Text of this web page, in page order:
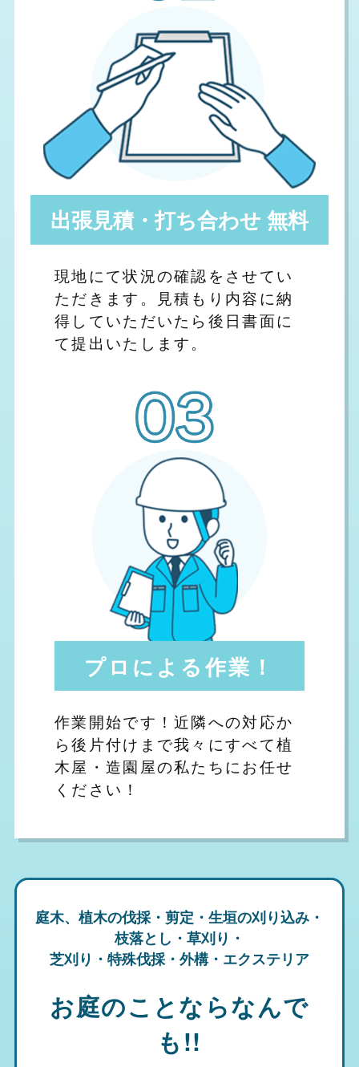
出張見積・打ち合わせ 無料
現地にて状況の確認をさせてい
ただきます。見積もり内容に納
得していただいたら後日書面に
て提出いたします。
プロによる作業！
作業開始です！近隣への対応か
ら後片付けまで我々にすべて植
木屋・造園屋の私たちにお任せ
ください！
庭木、植木の伐採・剪定・生垣の刈り込み・
枝落とし・草刈り・
芝刈り・特殊伐採・外構・エクステリア
お庭のことならなんで
も!!